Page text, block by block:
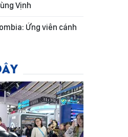
Vịnh
Ứng viên cánh